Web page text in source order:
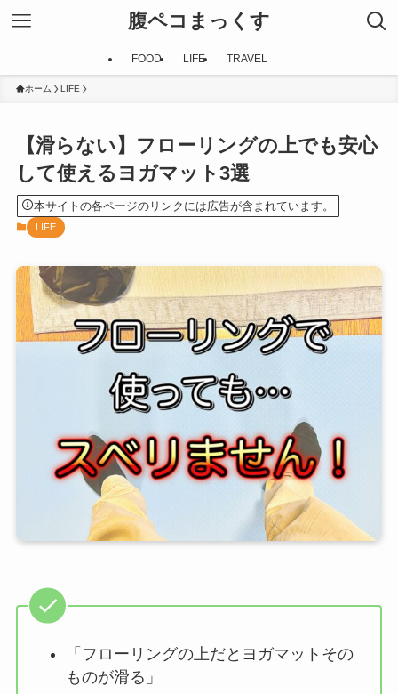
腹ペコまっくす
FOOD LIFE TRAVEL
ホーム LIFE
【滑らない】フローリングの上でも安心
して使えるヨガマット3選
本サイトの各ページのリンクには広告が含まれています。
LIFE
「フローリングの上だとヨガマットその
ものが滑る」